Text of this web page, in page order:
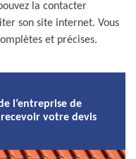
la contacter
son site internet. Vous
et précises.
l’entreprise de
recevoir votre devis